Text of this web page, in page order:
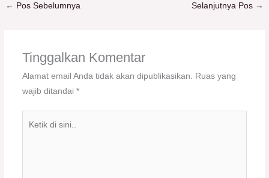
← Pos Sebelumnya Selanjutnya Pos →
Tinggalkan Komentar
Alamat email Anda tidak akan dipublikasikan.
Ruas yang
wajib ditandai *